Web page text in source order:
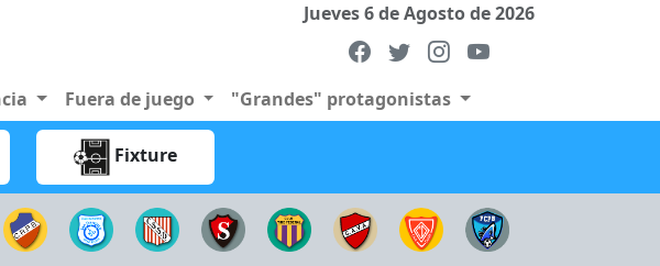
Jueves 6 de Agosto de 2026
Fuera de juego "Grandes" protagonistas
Fixture